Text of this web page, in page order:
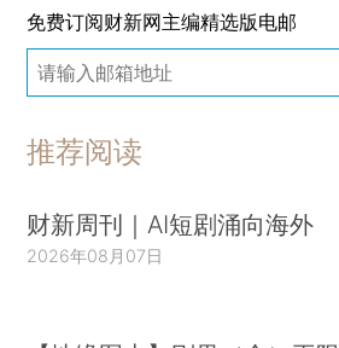
免费订阅财新网主编精选版电邮
推荐阅读
财新周刊｜AI短剧涌向海外
2026年08月07日